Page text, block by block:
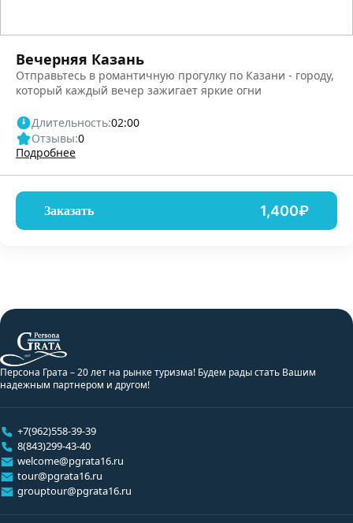
Вечерняя Казань
Отправьтесь в романтичную прогулку по Казани - городу,
который каждый вечер зажигает яркие огни
Длительность:02:00
Отзывы:0
Подробнее
Заказать 1,400₽
Персона Грата – 20 лет на рынке туризма! Будем рады стать Вашим
надежным партнером и другом!
+7(962)558-39-39
8(843)299-43-40
welcome@pgrata16.ru
tour@pgrata16.ru
grouptour@pgrata16.ru